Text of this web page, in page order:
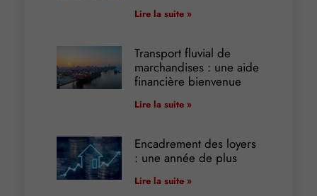
Lire la suite »
Transport fluvial de
marchandises : une aide
financière bienvenue
Lire la suite »
Encadrement des loyers
: une année de plus
Lire la suite »